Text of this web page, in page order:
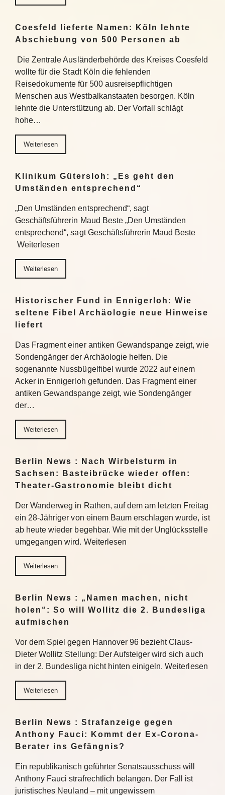
Coesfeld lieferte Namen: Köln lehnte
Abschiebung von 500 Personen ab
Die Zentrale Ausländerbehörde des Kreises Coesfeld
wollte für die Stadt Köln die fehlenden
Reisedokumente für 500 ausreisepflichtigen
Menschen aus Westbalkanstaaten besorgen. Köln
lehnte die Unterstützung ab. Der Vorfall schlägt
hohe…
Weiterlesen
Klinikum Gütersloh: „Es geht den
Umständen entsprechend“
„Den Umständen entsprechend“, sagt
Geschäftsführerin Maud Beste „Den Umständen
entsprechend“, sagt Geschäftsführerin Maud Beste
Weiterlesen
Weiterlesen
Historischer Fund in Ennigerloh: Wie
seltene Fibel Archäologie neue Hinweise
liefert
Das Fragment einer antiken Gewandspange zeigt, wie
Sondengänger der Archäologie helfen. Die
sogenannte Nussbügelfibel wurde 2022 auf einem
Acker in Ennigerloh gefunden. Das Fragment einer
antiken Gewandspange zeigt, wie Sondengänger
der…
Weiterlesen
Berlin News : Nach Wirbelsturm in
Sachsen: Basteibrücke wieder offen:
Theater-Gastronomie bleibt dicht
Der Wanderweg in Rathen, auf dem am letzten Freitag
ein 28-Jähriger von einem Baum erschlagen wurde, ist
ab heute wieder begehbar. Wie mit der Unglücksstelle
umgegangen wird. Weiterlesen
Weiterlesen
Berlin News : „Namen machen, nicht
holen“: So will Wollitz die 2. Bundesliga
aufmischen
Vor dem Spiel gegen Hannover 96 bezieht Claus-
Dieter Wollitz Stellung: Der Aufsteiger wird sich auch
in der 2. Bundesliga nicht hinten einigeln. Weiterlesen
Weiterlesen
Berlin News : Strafanzeige gegen
Anthony Fauci: Kommt der Ex-Corona-
Berater ins Gefängnis?
Ein republikanisch geführter Senatsausschuss will
Anthony Fauci strafrechtlich belangen. Der Fall ist
juristisches Neuland – mit ungewissem